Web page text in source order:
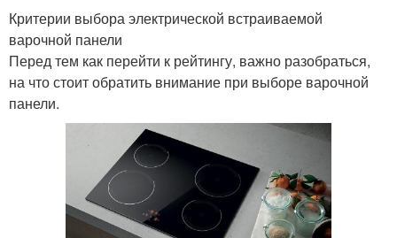
Критерии выбора электрической встраиваемой
варочной панели
Перед тем как перейти к рейтингу, важно разобраться,
на что стоит обратить внимание при выборе варочной
панели.